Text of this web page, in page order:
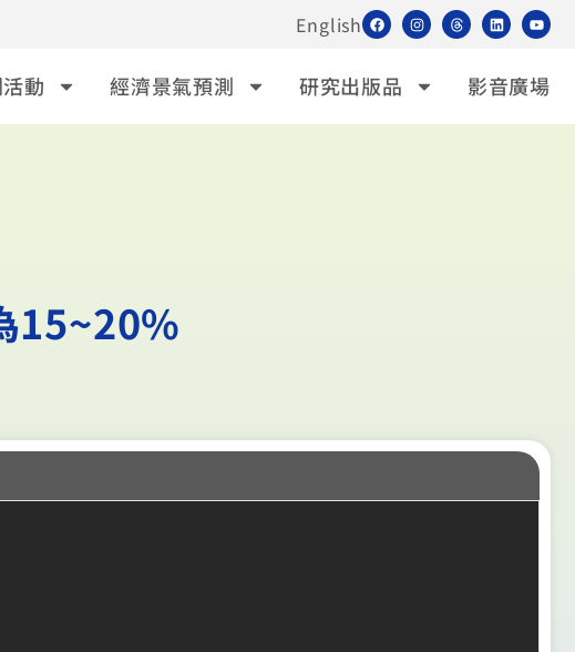
English
動 經濟景氣預測 研究出版品 影音廣場
15~20%